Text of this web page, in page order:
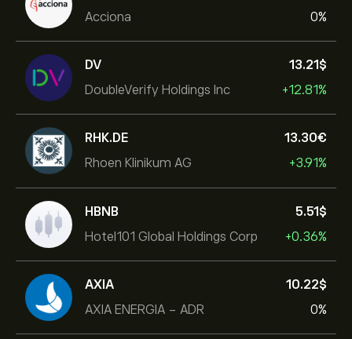
Acciona
0%
DV
DoubleVerify Holdings Inc
13.21‎$‎
+12.81%
RHK.DE
Rhoen Klinikum AG
13.30‎€‎
+3.91%
HBNB
Hotel101 Global Holdings Corp
5.51‎$‎
+0.36%
AXIA
AXIA ENERGIA - ADR
10.22‎$‎
0%